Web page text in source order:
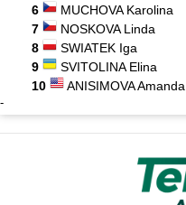
6
MUCHOVA Karolina
7
NOSKOVA Linda
8
SWIATEK Iga
9
SVITOLINA Elina
10
ANISIMOVA Amanda
-